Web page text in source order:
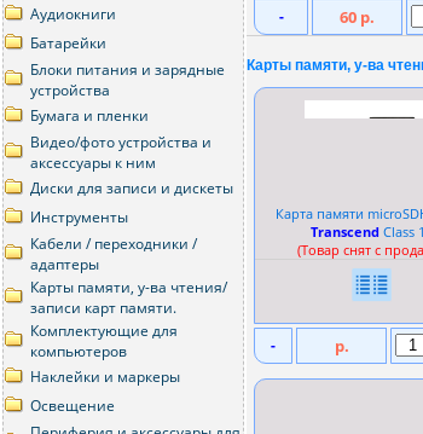
Аудиокниги
Батарейки
Блоки питания и зарядные
устройства
Бумага и пленки
Видео/фото устройства и
аксессуары к ним
Диски для записи и дискеты
Инструменты
Кабели / переходники /
адаптеры
Карты памяти, у-ва чтения/
записи карт памяти.
Комплектующие для
компьютеров
Наклейки и маркеры
Освещение
- 60 р.
Карты памяти, у-ва
Карта памяти
TranscendСlass
(Товар снят с
- р.